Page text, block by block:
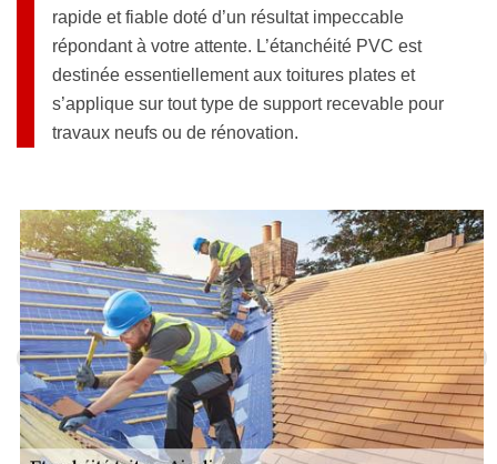
rapide et fiable doté d’un résultat impeccable
répondant à votre attente. L’étanchéité PVC est
destinée essentiellement aux toitures plates et
s’applique sur tout type de support recevable pour
travaux neufs ou de rénovation.